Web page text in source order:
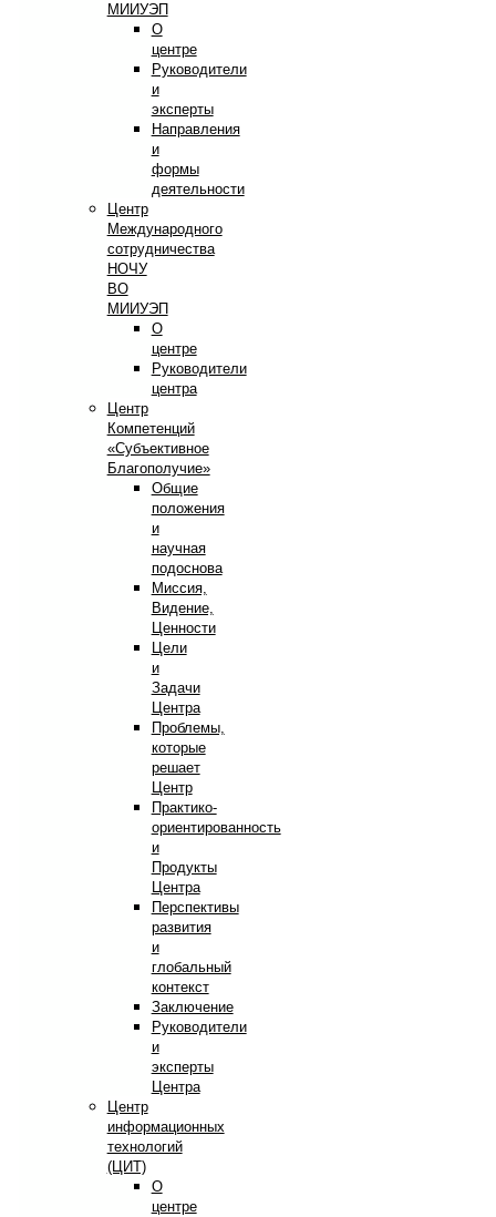
МИИУЭП
О
центре
Руководители
и
эксперты
Направления
и
формы
деятельности
Центр
Международного
сотрудничества
НОЧУ
ВО
МИИУЭП
О
центре
Руководители
центра
Центр
Компетенций
«Субъективное
Благополучие»
Общие
положения
и
научная
подоснова
Миссия,
Видение,
Ценности
Цели
и
Задачи
Центра
Проблемы,
которые
решает
Центр
Практико-
ориентированность
и
Продукты
Центра
Перспективы
развития
и
глобальный
контекст
Заключение
Руководители
и
эксперты
Центра
Центр
информационных
технологий
(ЦИТ)
О
центре